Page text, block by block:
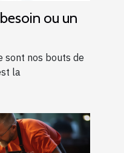
ou un
sont nos bouts de
la